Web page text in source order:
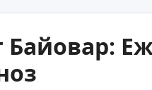
Байовар: